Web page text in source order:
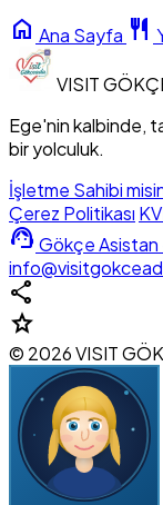
home Ana Sayfa restaurant
VISIT
Ege'nin kalbinde,
bir yolculuk.
İşletme Sahibi
Çerez Politikası
support_agent Gökçe Asistan
share
star
© 2026 VISIT